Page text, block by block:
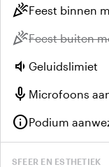
celebrationFeest binnen
celebrationNiet
Feest buiten
volume_down Geluidslimiet
mic Microfoons
infoPodium
SFEER EN ESTHETIEK